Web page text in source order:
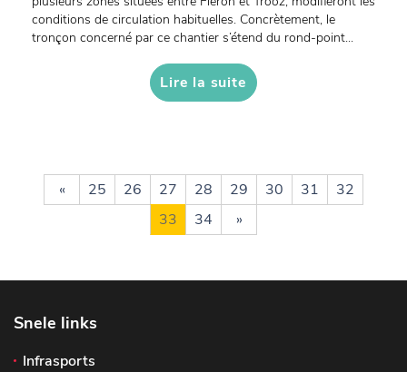
conditions de circulation habituelles. Concrètement, le
tronçon concerné par ce chantier s’étend du rond-point...
Lire la suite
« 25 26 27 28 29 30 31
32
33
34 »
Snele links
Infrasports